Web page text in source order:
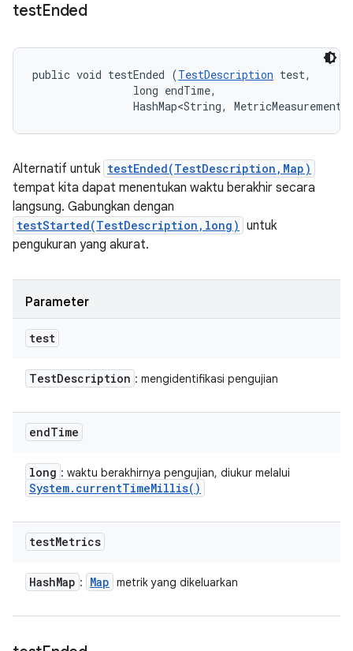
testEnded
public void testEnded (TestDescription test,
                long endTime,
HashMap<String,
Alternatif untuk testEnded(TestDescription,Map)
tempat kita dapat menentukan waktu berakhir secara
langsung. Gabungkan dengan
testStarted(TestDescription,long) untuk
pengukuran yang akurat.
Parameter
test
TestDescription : mengidentifikasi pengujian
endTime
long : waktu berakhirnya pengujian, diukur melalui
System. currentTimeMillis( )
testMetrics
HashMap : Map metrik yang dikeluarkan